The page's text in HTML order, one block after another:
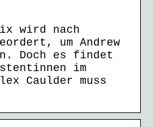
wird nach
um Andrew
Doch es findet
im
Caulder muss